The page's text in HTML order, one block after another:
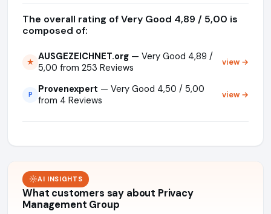
The overall rating of Very Good 4,89 / 5,00 is
composed of:
★ AUSGEZEICHNET.org — Very Good 4,89 /
5,00 from 253 Reviews
view →
P Provenexpert — Very Good 4,50 / 5,00
from 4 Reviews
view →
AI INSIGHTS
What customers say about Privacy
Management Group